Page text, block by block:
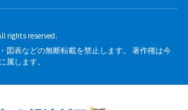
rights reserved.
図表などの無断転載を禁止します。 著作権は今
属します。